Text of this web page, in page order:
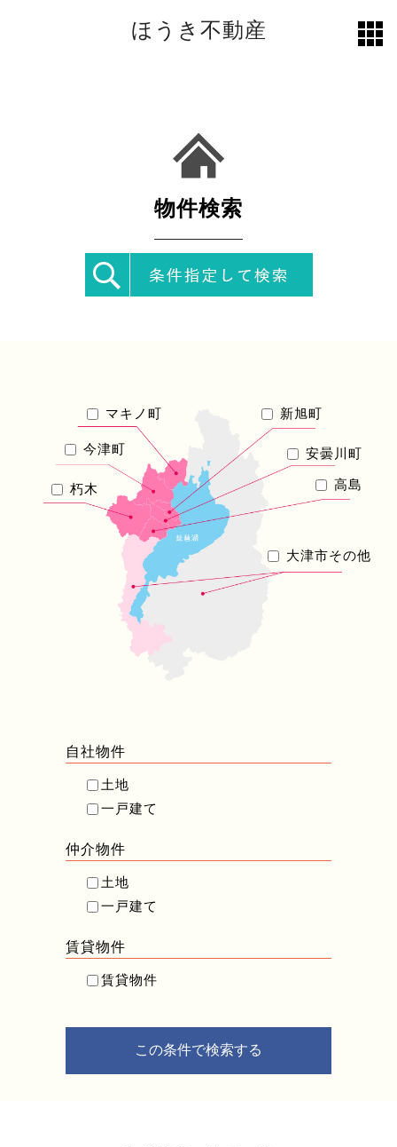
ほうき不動産
物件検索
マキノ町
今津町
朽木
新旭町
安曇川町
高島
大津市その他
自社物件
土地
一戸建て
仲介物件
土地
一戸建て
賃貸物件
賃貸物件